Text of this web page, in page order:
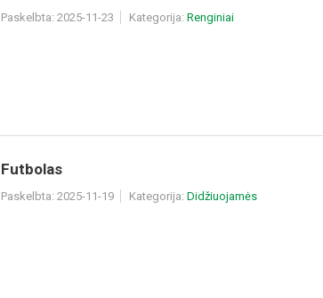
Paskelbta: 2025-11-23 Kategorija: Renginiai
Futbolas
Paskelbta: 2025-11-19 Kategorija: Didžiuojamės